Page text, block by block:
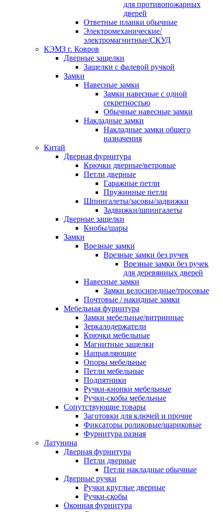
для противопожарных
дверей
Ответные планки обычные
Электромеханические/
электромагнитные/СКУД
КЭМЗ г. Ковров
Дверные защелки
Защелки с фалевой ручкой
Замки
Навесные замки
Замки навесные с одной
секретностью
Обычные навесные замки
Накладные замки
Накладные замки общего
назначения
Китай
Дверная фурнитура
Крючки дверные/ветровые
Петли дверные
Гаражные петли
Пружинные петли
Шпингалеты/засовы/задвижки
Задвижки/шпингалеты
Дверные защелки
Кнобы/шары
Замки
Врезные замки
Врезные замки без ручек
Врезные замки без ручек
для деревянных дверей
Навесные замки
Замки велосипедные/тросовые
Почтовые / накидные замки
Мебельная фурнитура
Замки мебельные/витринные
Зеркалодержатели
Крючки мебельные
Магнитные защелки
Направляющие
Опоры мебельные
Петли мебельные
Подпятники
Ручки-кнопки мебельные
Ручки-скобы мебельные
Сопутствующие товары
Заготовки для ключей и прочие
Фиксаторы роликовые/шариковые
Фурнитура разная
Латунина
Дверная фурнитура
Петли дверные
Петли накладные обычные
Дверные ручки
Ручки круглые дверные
Ручки-скобы
Оконная фурнитура